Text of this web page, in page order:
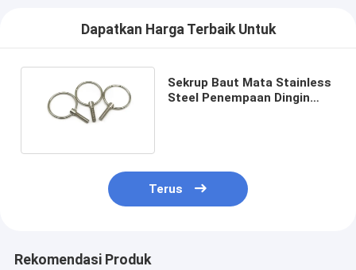
Dapatkan Harga Terbaik Untuk
Sekrup Baut Mata Stainless
Steel Penempaan Dingin
Terus
Rekomendasi Produk